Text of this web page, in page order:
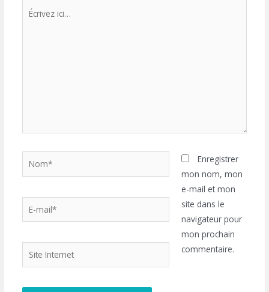
Écrivez
Nom*
mail*
Site
Internet
Enregistrer
mon nom, mon
e-mail et mon
site dans le
navigateur pour
mon prochain
commentaire.